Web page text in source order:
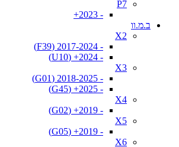
P7
- 2023+
ב.מ.וו
X2
- 2017-2024 (F39)
- 2024+ (U10)
X3
- 2018-2025 (G01)
- 2025+ (G45)
X4
- 2019+ (G02)
X5
- 2019+ (G05)
X6